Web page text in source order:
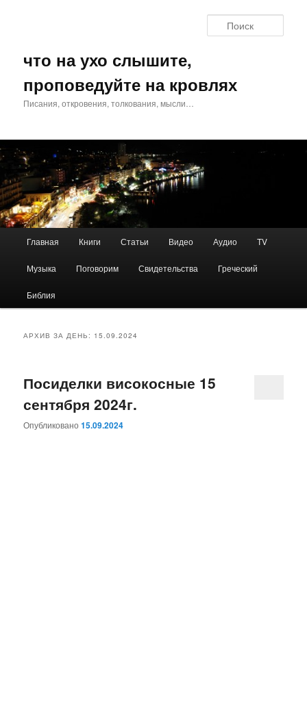
что на ухо слышите,
проповедуйте на кровлях
Писания, откровения, толкования, мысли…
Главная Книги Статьи Видео Аудио TV
Музыка Поговорим Свидетельства Греческий
Библия
АРХИВ ЗА ДЕНЬ: 15.09.2024
Посиделки високосные 15
сентября 2024г.
Опубликовано15.09.2024